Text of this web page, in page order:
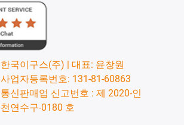
한국이구스(주) | 대표: 윤창원
사업자등록번호: 131-81-60863
통신판매업 신고번호 : 제 2020-인
천연수구-0180 호